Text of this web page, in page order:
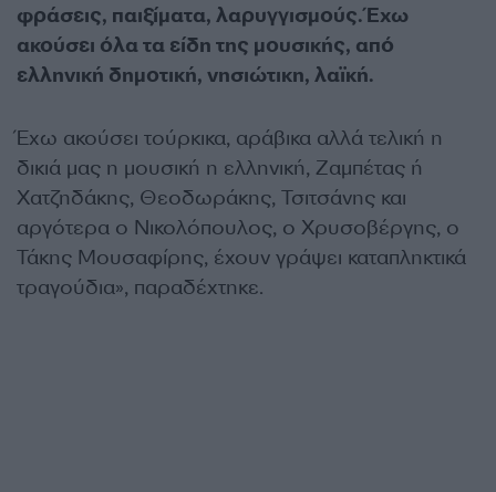
φράσεις, παιξίματα, λαρυγγισμούς. Έχω
ακούσει όλα τα είδη της μουσικής, από
ελληνική δημοτική, νησιώτικη, λαϊκή.
Έχω ακούσει τούρκικα, αράβικα αλλά τελική η
δικιά μας η μουσική η ελληνική, Ζαμπέτας ή
Χατζηδάκης, Θεοδωράκης, Τσιτσάνης και
αργότερα ο Νικολόπουλος, ο Χρυσοβέργης, ο
Τάκης Μουσαφίρης, έχουν γράψει καταπληκτικά
τραγούδια», παραδέχτηκε.